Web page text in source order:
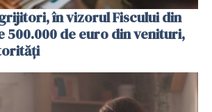
în vizorul Fiscului din
500.000 de euro din venituri,